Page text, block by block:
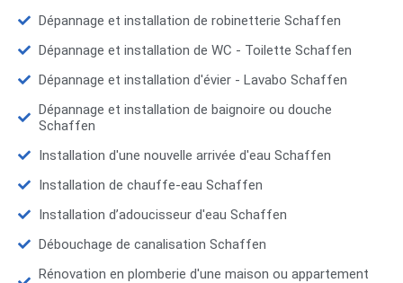
Dépannage et installation de robinetterie Schaffen
Dépannage et installation de WC - Toilette Schaffen
Dépannage et installation d'évier - Lavabo Schaffen
Dépannage et installation de baignoire ou douche
Schaffen
Installation d'une nouvelle arrivée d'eau Schaffen
Installation de chauffe-eau Schaffen
Installation d’adoucisseur d'eau Schaffen
Débouchage de canalisation Schaffen
Rénovation en plomberie d'une maison ou appartement